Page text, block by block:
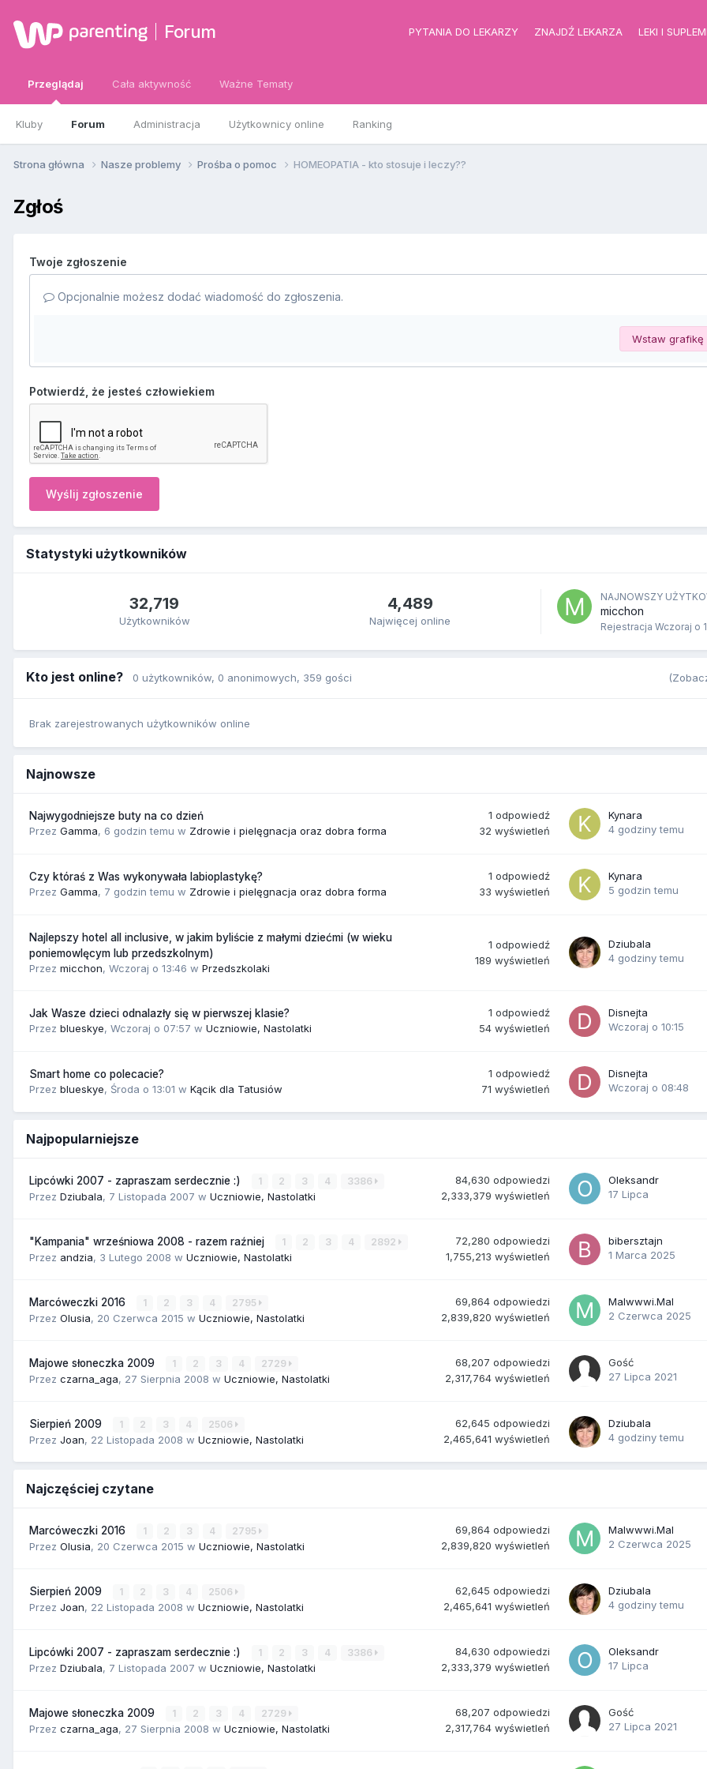
Forum PYTANIA DO LEKARZY ZNAJDŹ LEKARZA LEKI I
Przeglądaj
Kluby Forum Administracja Użytkownicy online Ranking
Cała aktywność Ważne Tematy
Strona główna Nasze problemy Prośba o pomoc HOMEOPATIA - kto stosuje i leczy??
Zgłoś
Twoje zgłoszenie
Opcjonalnie możesz dodać wiadomość do zgłoszenia.
Wstaw grafikę
Potwierdź, że jesteś człowiekiem
Wyślij zgłoszenie
Statystyki użytkowników
32,719
Użytkowników
4,489
Najwięcej online
NAJNOWSZY
micchon
Rejestracja Wczoraj o
Kto jest online? 0 użytkowników, 0 anonimowych, 359 gości
Brak zarejestrowanych użytkowników online
Najnowsze
Najwygodniejsze buty na co dzień
Przez Gamma, 6 godzin temu w Zdrowie i pielęgnacja oraz dobra forma
1 odpowiedź
32 wyświetleń
Kynara
4 godziny temu
Czy któraś z Was wykonywała labioplastykę?
Przez Gamma, 7 godzin temu w Zdrowie i pielęgnacja oraz dobra forma
1 odpowiedź
33 wyświetleń
Kynara
5 godzin temu
Najlepszy hotel all inclusive, w jakim byliście z małymi dziećmi (w wieku
poniemowlęcym lub przedszkolnym)
Przez micchon, Wczoraj o 13:46 w Przedszkolaki
1 odpowiedź
189 wyświetleń
Dziubala
4 godziny temu
Jak Wasze dzieci odnalazły się w pierwszej klasie?
Przez blueskye, Wczoraj o 07:57 w Uczniowie, Nastolatki
1 odpowiedź
54 wyświetleń
Disnejta
Wczoraj o 10:15
Smart home co polecacie?
Przez blueskye, Środa o 13:01 w Kącik dla Tatusiów
1 odpowiedź
71 wyświetleń
Disnejta
Wczoraj o 08:48
Najpopularniejsze
Lipcówki 2007 - zapraszam serdecznie :) 1 2 3 4 3386
Przez Dziubala, 7 Listopada 2007 w Uczniowie, Nastolatki
84,630 odpowiedzi
2,333,379 wyświetleń
Oleksandr
17 Lipca
"Kampania" wrześniowa 2008 - razem raźniej 1 2 3 4 2892
Przez andzia, 3 Lutego 2008 w Uczniowie, Nastolatki
72,280 odpowiedzi
1,755,213 wyświetleń
bibersztajn
1 Marca 2025
Marcóweczki 2016 1 2 3 4 2795
Przez Olusia, 20 Czerwca 2015 w Uczniowie, Nastolatki
69,864 odpowiedzi
2,839,820 wyświetleń
Malwwwi.Mal
2 Czerwca 2025
Majowe słoneczka 2009 1 2 3 4 2729
Przez czarna_aga, 27 Sierpnia 2008 w Uczniowie, Nastolatki
68,207 odpowiedzi
2,317,764 wyświetleń
Gość
27 Lipca 2021
Sierpień 2009 1 2 3 4 2506
Przez Joan, 22 Listopada 2008 w Uczniowie, Nastolatki
62,645 odpowiedzi
2,465,641 wyświetleń
Dziubala
4 godziny temu
Najczęściej czytane
Marcóweczki 2016 1 2 3 4 2795
Przez Olusia, 20 Czerwca 2015 w Uczniowie, Nastolatki
69,864 odpowiedzi
2,839,820 wyświetleń
Malwwwi.Mal
2 Czerwca 2025
Sierpień 2009 1 2 3 4 2506
Przez Joan, 22 Listopada 2008 w Uczniowie, Nastolatki
62,645 odpowiedzi
2,465,641 wyświetleń
Dziubala
4 godziny temu
Lipcówki 2007 - zapraszam serdecznie :) 1 2 3 4 3386
Przez Dziubala, 7 Listopada 2007 w Uczniowie, Nastolatki
84,630 odpowiedzi
2,333,379 wyświetleń
Oleksandr
17 Lipca
Majowe słoneczka 2009 1 2 3 4 2729
Przez czarna_aga, 27 Sierpnia 2008 w Uczniowie, Nastolatki
68,207 odpowiedzi
2,317,764 wyświetleń
Gość
27 Lipca 2021